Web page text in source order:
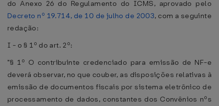
do Anexo 26 do Regulamento do ICMS, aprovado pelo
Decreto nº 19.714, de 10 de julho de 2003, com a seguinte
redação:
I - o § 1º do art. 2º:
"§ 1º O contribuinte credenciado para emissão de NF-e
deverá observar, no que couber, as disposições relativas à
emissão de documentos fiscais por sistema eletrônico de
processamento de dados, constantes dos Convênios nºs